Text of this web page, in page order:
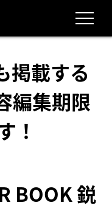
掲載する
編集期限
！
BOOK 鋭